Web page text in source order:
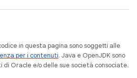
in questa pagina sono soggetti alle
per i contenuti. Java e OpenJDK sono
Oracle e/o delle sue società consociate.